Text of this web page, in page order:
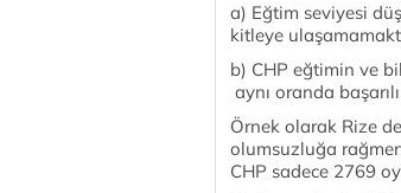
a) Eğtim seviyesi
kitleye
b) CHP eğtimin ve
aynı oranda
Örnek olarak Rize
olumsuzluğa
CHP sadece 2769